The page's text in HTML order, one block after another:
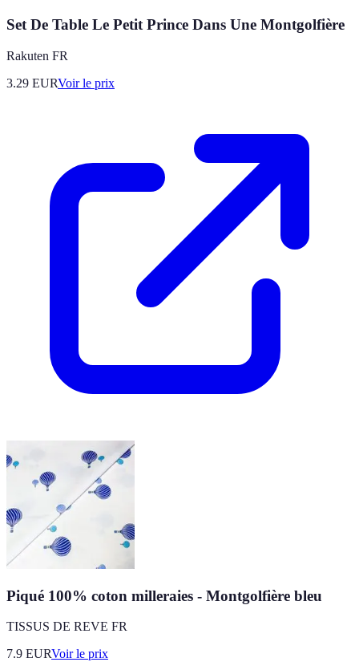
Set De Table Le Petit Prince Dans Une Montgolfière
Rakuten FR
3.29 EURVoir le prix
Piqué 100% coton milleraies - Montgolfière bleu
TISSUS DE REVE FR
7.9 EURVoir le prix